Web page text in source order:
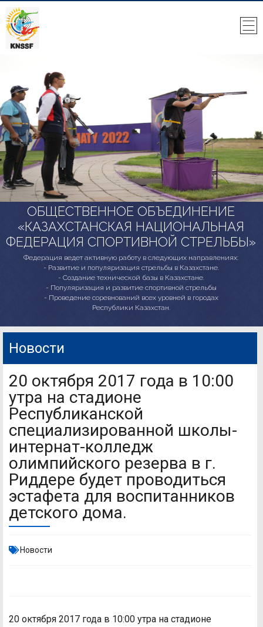
ОБЩЕСТВЕННОЕ ОБЪЕДИНЕНИЕ
«КАЗАХСТАНСКАЯ НАЦИОНАЛЬНАЯ
ФЕДЕРАЦИЯ СПОРТИВНОЙ СТРЕЛЬБЫ»
Федерация ведет активную работу в следующих направлениях:
- Развитие и популяризация стрельбы в Казахстане.
- Создание технической базы в Казахстане.
- Популяризация и развитие спортивной стрельбы
- Проведение соревнований всех уровней в городах
Республики Казахстан.
Новости
20 октября 2017 года в 10:00
утра на стадионе
Республиканской
специализированной школы-
интернат-колледж
олимпийского резерва в г.
Риддере будет проводиться
эстафета для воспитанников
детского дома.
Новости
20 октября 2017 года в 10:00 утра на стадионе